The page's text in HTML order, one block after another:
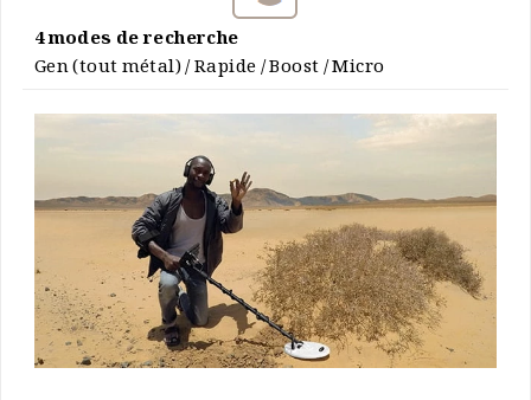
4 modes de recherche
Gen (tout métal) / Rapide / Boost / Micro